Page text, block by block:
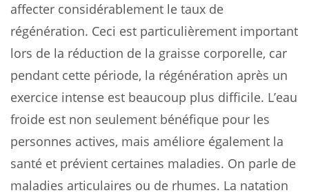
affecter considérablement le taux de
régénération. Ceci est particulièrement important
lors de la réduction de la graisse corporelle, car
pendant cette période, la régénération après un
exercice intense est beaucoup plus difficile. L’eau
froide est non seulement bénéfique pour les
personnes actives, mais améliore également la
santé et prévient certaines maladies. On parle de
maladies articulaires ou de rhumes. La natation